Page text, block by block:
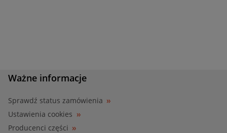
Ważne informacje
Sprawdź status zamówienia
Ustawienia cookies
Producenci części